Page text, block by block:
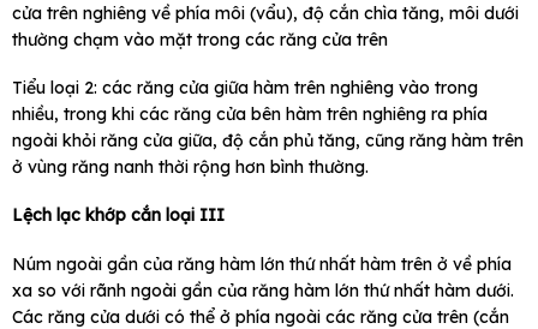
cửa trên nghiêng về phía môi (vẩu), độ cắn chìa tăng, môi dưới
thường chạm vào mặt trong các răng cửa trên
Tiểu loại 2: các răng cửa giữa hàm trên nghiêng vào trong
nhiều, trong khi các răng cửa bên hàm trên nghiêng ra phía
ngoài khỏi răng cửa giữa, độ cắn phủ tăng, cũng răng hàm trên
ở vùng răng nanh thời rộng hơn bình thường.
Lệch lạc khớp cắn loại III
Núm ngoài gần của răng hàm lớn thứ nhất hàm trên ở về phía
xa so với rãnh ngoài gần của răng hàm lớn thứ nhất hàm dưới.
Các răng cửa dưới có thể ở phía ngoài các răng cửa trên (cắn